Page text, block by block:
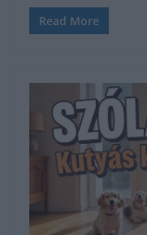
Read More